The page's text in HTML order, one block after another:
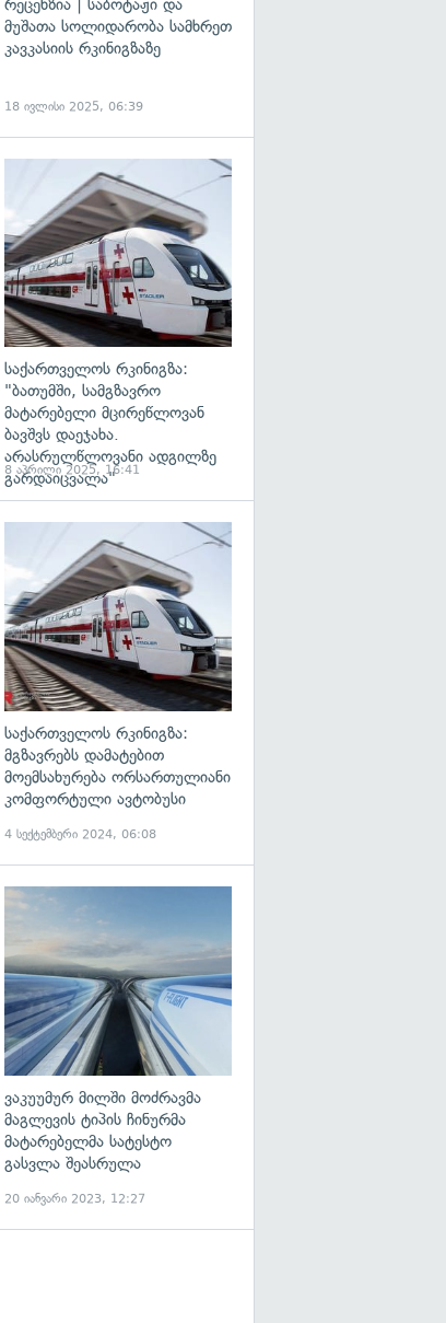
რეცენზია | საბოტაჟი და
მუშათა სოლიდარობა სამხრეთ
კავკასიის რკინიგზაზე
18 ივლისი 2025, 06:39
საქართველოს რკინიგზა:
"ბათუმში, სამგზავრო
მატარებელი მცირეწლოვან
ბავშვს დაეჯახა.
არასრულწლოვანი ადგილზე
გარდაიცვალა"
8 აპრილი 2025, 16:41
საქართველოს რკინიგზა:
მგზავრებს დამატებით
მოემსახურება ორსართულიანი
კომფორტული ავტობუსი
4 სექტემბერი 2024, 06:08
გადახედვა
ვაკუუმურ მილში მოძრავმა
მაგლევის ტიპის ჩინურმა
მატარებელმა სატესტო
გასვლა შეასრულა
20 იანვარი 2023, 12:27